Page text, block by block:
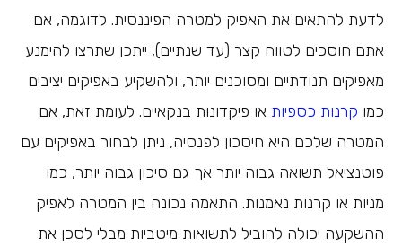
לדעת להתאים את האפיק למטרה הפיננסית. לדוגמה, אם
אתם חוסכים לטווח קצר (עד שנתיים), ייתכן שתרצו להימנע
מאפיקים תנודתיים ומסוכנים יותר, ולהשקיע באפיקים יציבים
כמו קרנות כספיות או פיקדונות בנקאיים. לעומת זאת, אם
המטרה שלכם היא חיסכון לפנסיה, ניתן לבחור באפיקים עם
פוטנציאל תשואה גבוה יותר אך גם סיכון גבוה יותר, כמו
מניות או קרנות נאמנות. התאמה נכונה בין המטרה לאפיק
ההשקעה יכולה להוביל לתשואות מיטביות מבלי לסכן את